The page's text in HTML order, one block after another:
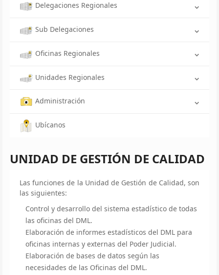
Delegaciones Regionales
Sub Delegaciones
Oficinas Regionales
Unidades Regionales
Administración
Ubícanos
UNIDAD DE GESTIÓN DE CALIDAD
Las funciones de la Unidad de Gestión de Calidad, son
las siguientes:
Control y desarrollo del sistema estadístico de todas
las oficinas del DML.
Elaboración de informes estadísticos del DML para
oficinas internas y externas del Poder Judicial.
Elaboración de bases de datos según las
necesidades de las Oficinas del DML.